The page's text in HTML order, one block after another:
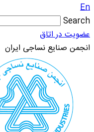
En
Search
عضویت در اتاق
انجمن صنایع نساجی ایران